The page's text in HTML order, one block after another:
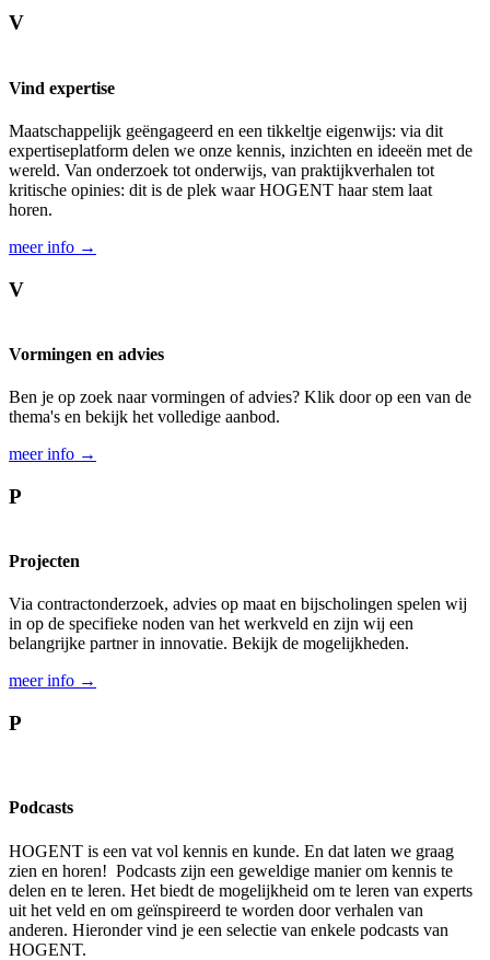
V
Vind expertise
Maatschappelijk geëngageerd en een tikkeltje eigenwijs: via dit
expertiseplatform delen we onze kennis, inzichten en ideeën met de
wereld. Van onderzoek tot onderwijs, van praktijkverhalen tot
kritische opinies: dit is de plek waar HOGENT haar stem laat
horen.
meer info →
V
Vormingen en advies
Ben je op zoek naar vormingen of advies? Klik door op een van de
thema's en bekijk het volledige aanbod.
meer info →
P
Projecten
Via contractonderzoek, advies op maat en bijscholingen spelen wij
in op de specifieke noden van het werkveld en zijn wij een
belangrijke partner in innovatie. Bekijk de mogelijkheden.
meer info →
P
Podcasts
HOGENT is een vat vol kennis en kunde. En dat laten we graag
zien en horen! Podcasts zijn een geweldige manier om kennis te
delen en te leren. Het biedt de mogelijkheid om te leren van experts
uit het veld en om geïnspireerd te worden door verhalen van
anderen. Hieronder vind je een selectie van enkele podcasts van
HOGENT.